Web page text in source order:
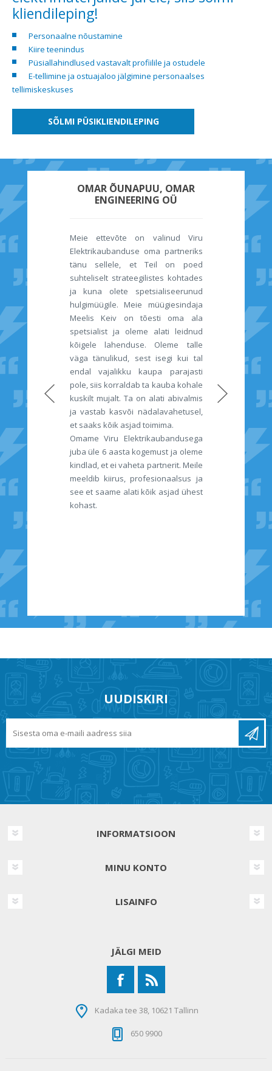
kliendileping!
Personaalne nõustamine
Kiire teenindus
Püsiallahindlused vastavalt profiilile ja ostudele
E-tellimine ja ostuajaloo jälgimine personaalses
tellimiskeskuses
SÕLMI PÜSIKLIENDILEPING
OMAR ÕUNAPUU, OMAR
ENGINEERING OÜ
Meie ettevõte on valinud Viru
Elektrikaubanduse oma partneriks
tänu sellele, et Teil on poed
suhteliselt strateegilistes kohtades
ja kuna olete spetsialiseerunud
hulgimüügile. Meie müügiesindaja
Meelis Keiv on tõesti oma ala
spetsialist ja oleme alati leidnud
kõigele lahenduse. Oleme talle
väga tänulikud, sest isegi kui tal
endal vajalikku kaupa parajasti
pole, siis korraldab ta kauba kohale
kuskilt mujalt. Ta on alati abivalmis
ja vastab kasvõi nädalavahetusel,
et saaks kõik asjad toimima.
Omame Viru Elektrikaubandusega
juba üle 6 aasta kogemust ja oleme
kindlad, et ei vaheta partnerit. Meile
meeldib kiirus, profesionaalsus ja
see et saame alati kõik asjad ühest
kohast.
UUDISKIRI
INFORMATSIOON
MINU KONTO
LISAINFO
JÄLGI MEID
Kadaka tee 38, 10621 Tallinn
650 9900